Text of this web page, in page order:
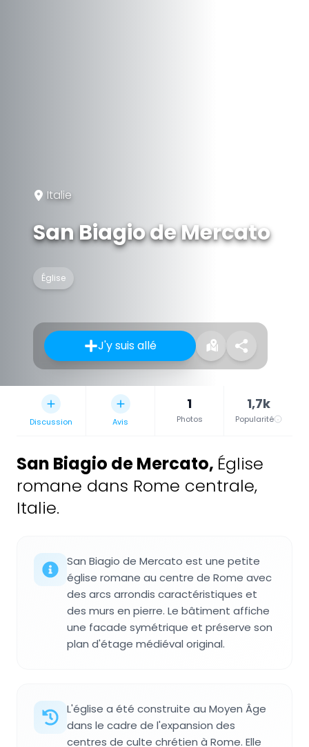
Italie
San Biagio de Mercato
Église
J'y suis allé
Discussion Avis
1
Photos
1,7k
Popularité
San Biagio de Mercato, Église
romane dans Rome centrale,
Italie.
San Biagio de Mercato est une petite
église romane au centre de Rome avec
des arcs arrondis caractéristiques et
des murs en pierre. Le bâtiment affiche
une facade symétrique et préserve son
plan d'étage médiéval original.
L'église a été construite au Moyen Âge
dans le cadre de l'expansion des
centres de culte chrétien à Rome. Elle